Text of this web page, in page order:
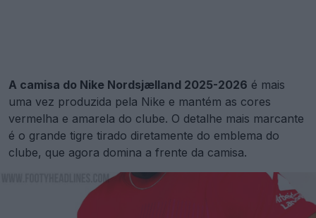
A camisa do Nike Nordsjælland 2025-2026 é mais
uma vez produzida pela Nike e mantém as cores
vermelha e amarela do clube. O detalhe mais marcante
é o grande tigre tirado diretamente do emblema do
clube, que agora domina a frente da camisa.